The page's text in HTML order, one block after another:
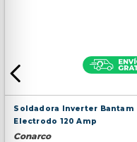
Soldadora Inverter Bantam
Electrodo 120 Amp
Conarco